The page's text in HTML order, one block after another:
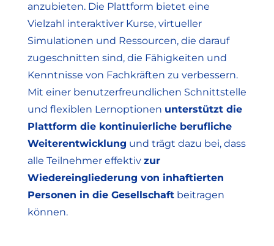
anzubieten. Die Plattform bietet eine
Vielzahl interaktiver Kurse, virtueller
Simulationen und Ressourcen, die darauf
zugeschnitten sind, die Fähigkeiten und
Kenntnisse von Fachkräften zu verbessern.
Mit einer benutzerfreundlichen Schnittstelle
und flexiblen Lernoptionen unterstützt die
Plattform die kontinuierliche berufliche
Weiterentwicklung und trägt dazu bei, dass
alle Teilnehmer effektiv zur
Wiedereingliederung von inhaftierten
Personen in die Gesellschaftbeitragen
können.